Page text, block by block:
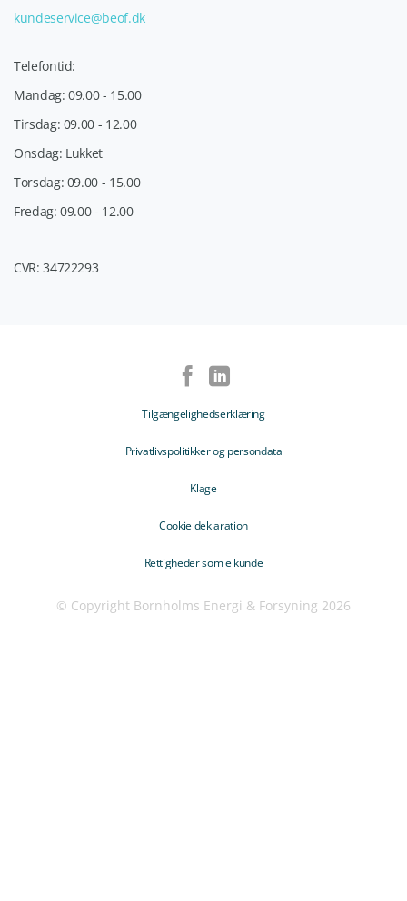
kundeservice@beof.dk
Telefontid:
Mandag: 09.00 - 15.00
Tirsdag: 09.00 - 12.00
Onsdag: Lukket
Torsdag: 09.00 - 15.00
Fredag: 09.00 - 12.00
CVR: 34722293
Tilgængelighedserklæring
Privatlivspolitikker og persondata
Klage
Cookie deklaration
Rettigheder som elkunde
© Copyright Bornholms Energi & Forsyning 2026